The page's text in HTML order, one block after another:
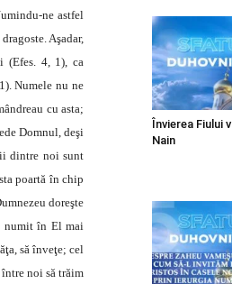
ne astfel
Aşadar,
(Efes. 4, 1), ca
Numele nu ne
cu asta;
Domnul, deşi
dintre noi sunt
poartă în chip
doreşte
nu­mit în El mai
să înveţe; cel
noi să trăim
Învierea Fiului
Nain